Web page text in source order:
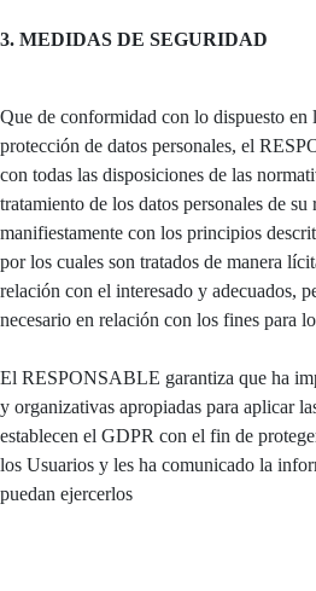
3. MEDIDAS DE SEGURIDAD
Que de conformidad con lo dispuesto en
protección de datos personales, el
con todas las disposiciones de las
tratamiento de los datos personales de
manifiestamente con los principios
por los cuales son tratados de manera
relación con el interesado y adecuados,
necesario en relación con los fines para
El RESPONSABLE garantiza que ha
y organizativas apropiadas para aplicar
establecen el GDPR con el fin de
los Usuarios y les ha comunicado la
puedan ejercerlos